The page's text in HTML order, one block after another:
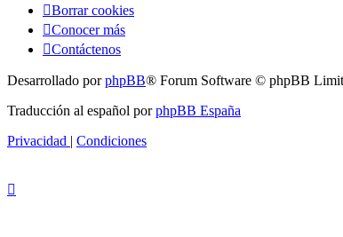
Borrar cookies
Conocer más
Contáctenos
Desarrollado porphpBB® Forum Software © phpBB
Traducción al español porphpBB España
Privacidad | Condiciones